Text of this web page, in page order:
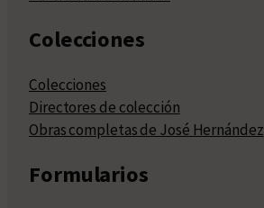
Colecciones
Colecciones
Directores de colección
Obras completas de José Hernández
Formularios